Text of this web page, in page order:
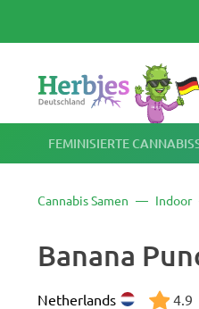
FEMINISIERTE
Cannabis Samen Indoor
Banana
Netherlands 4.9